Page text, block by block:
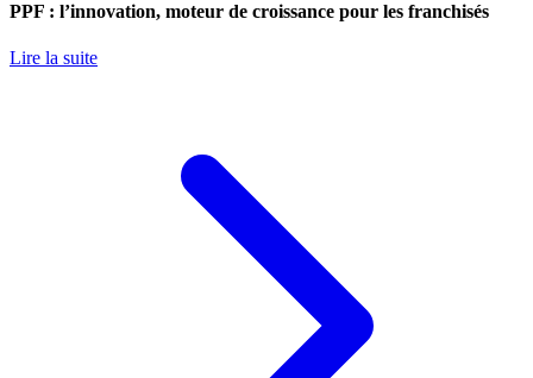
PPF : l’innovation, moteur de croissance pour les franchisés
Lire la suite